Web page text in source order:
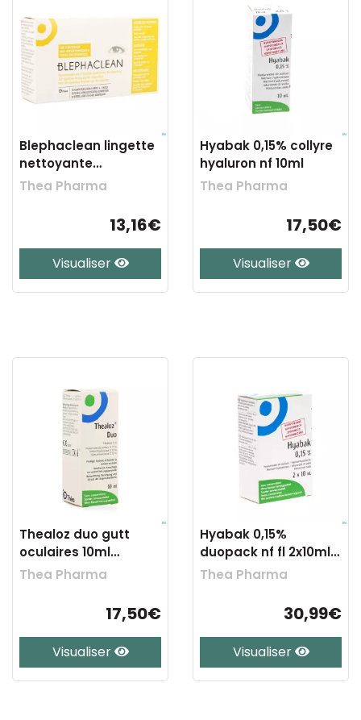
Blephaclean lingette
nettoyante
impreg.paupiere 20
Thea Pharma
13,16€
Visualiser
Hyabak 0,15% collyre
hyaluron nf 10ml
Thea Pharma
17,50€
Visualiser
Thealoz duo gutt
oculaires 10ml
rempl.2506780
Thea Pharma
17,50€
Visualiser
Hyabak 0,15%
duopack nf fl 2x10ml
rempl.2879617
Thea Pharma
30,99€
Visualiser